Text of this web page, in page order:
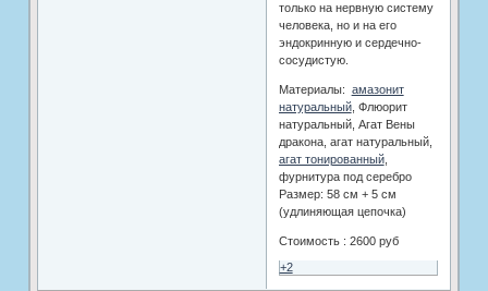
только на нервную систему
человека, но и на его
эндокринную и сердечно-
сосудистую.
Материалы: амазонит
натуральный, Флюорит
натуральный, Агат Вены
дракона, агат натуральный,
агат тонированный,
фурнитура под серебро
Размер: 58 см + 5 см
(удлиняющая цепочка)
Стоимость : 2600 руб
+2